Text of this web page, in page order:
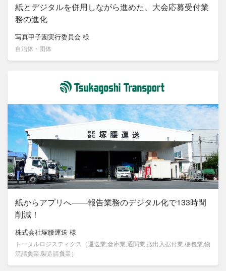
紙とデジタルを併用しながら進めた、大会応募受付業
務の進化
写真甲子園実行委員会 様
自治体・団体
紙からアプリへ――報告業務のデジタル化で133時間
削減！
株式会社塚腰運送 様
トータルロジスティクス（運送業,倉庫業,通関業,搬出入据付業,梱包業,物
流請負業,製造請負業）